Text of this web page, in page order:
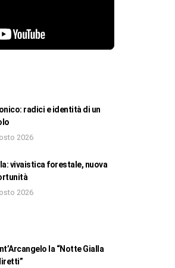
radici e identità di un
2026
vivaistica forestale, nuova
2026
la “Notte Gialla